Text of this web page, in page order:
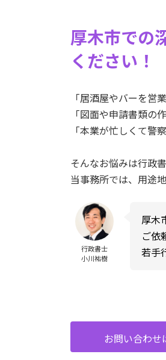
厚木市での
ください！
「居酒屋やバーを営
「図面や申請書類の
「本業が忙しくて警
そんなお悩みは行政
当事務所では、用途
行政書士
小川祐樹
厚木
ご依
若手
お問い合わせ